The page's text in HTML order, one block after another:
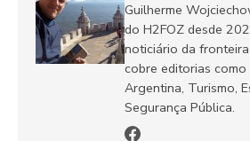
Guilherme
do H2FOZ desde
noticiário da
cobre editorias como
Argentina, Turismo,
Segurança Pública.